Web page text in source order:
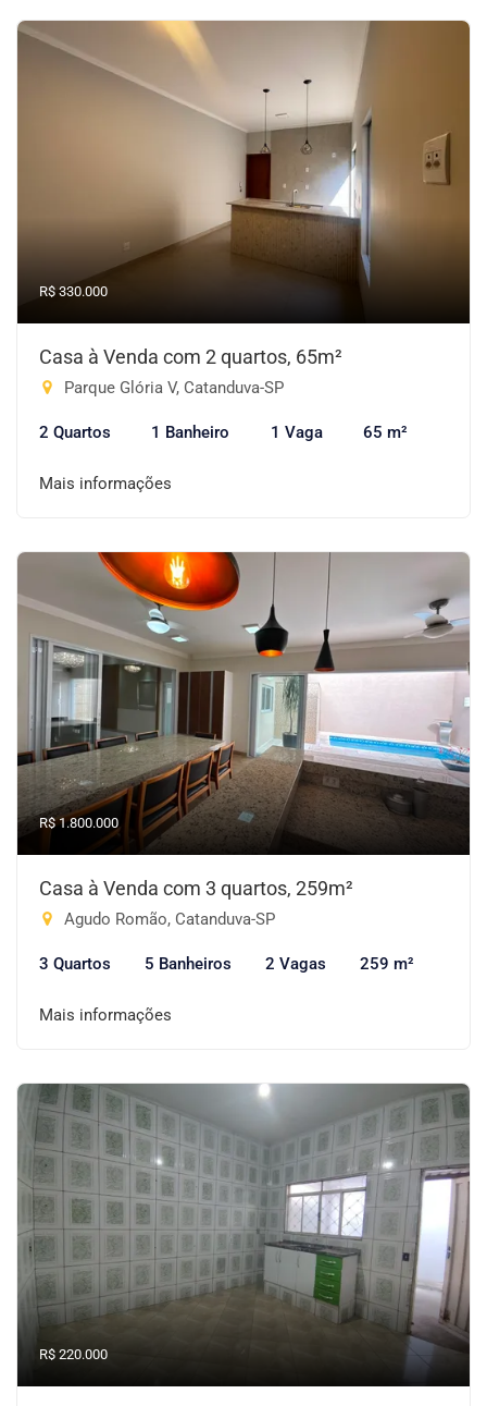
R$ 330.000
Casa à Venda com 2 quartos, 65m²
Parque Glória V, Catanduva-SP
2 Quartos 1 Banheiro 1 Vaga 65 m²
Mais informações
R$ 1.800.000
Casa à Venda com 3 quartos, 259m²
Agudo Romão, Catanduva-SP
3 Quartos 5 Banheiros 2 Vagas 259 m²
Mais informações
R$ 220.000